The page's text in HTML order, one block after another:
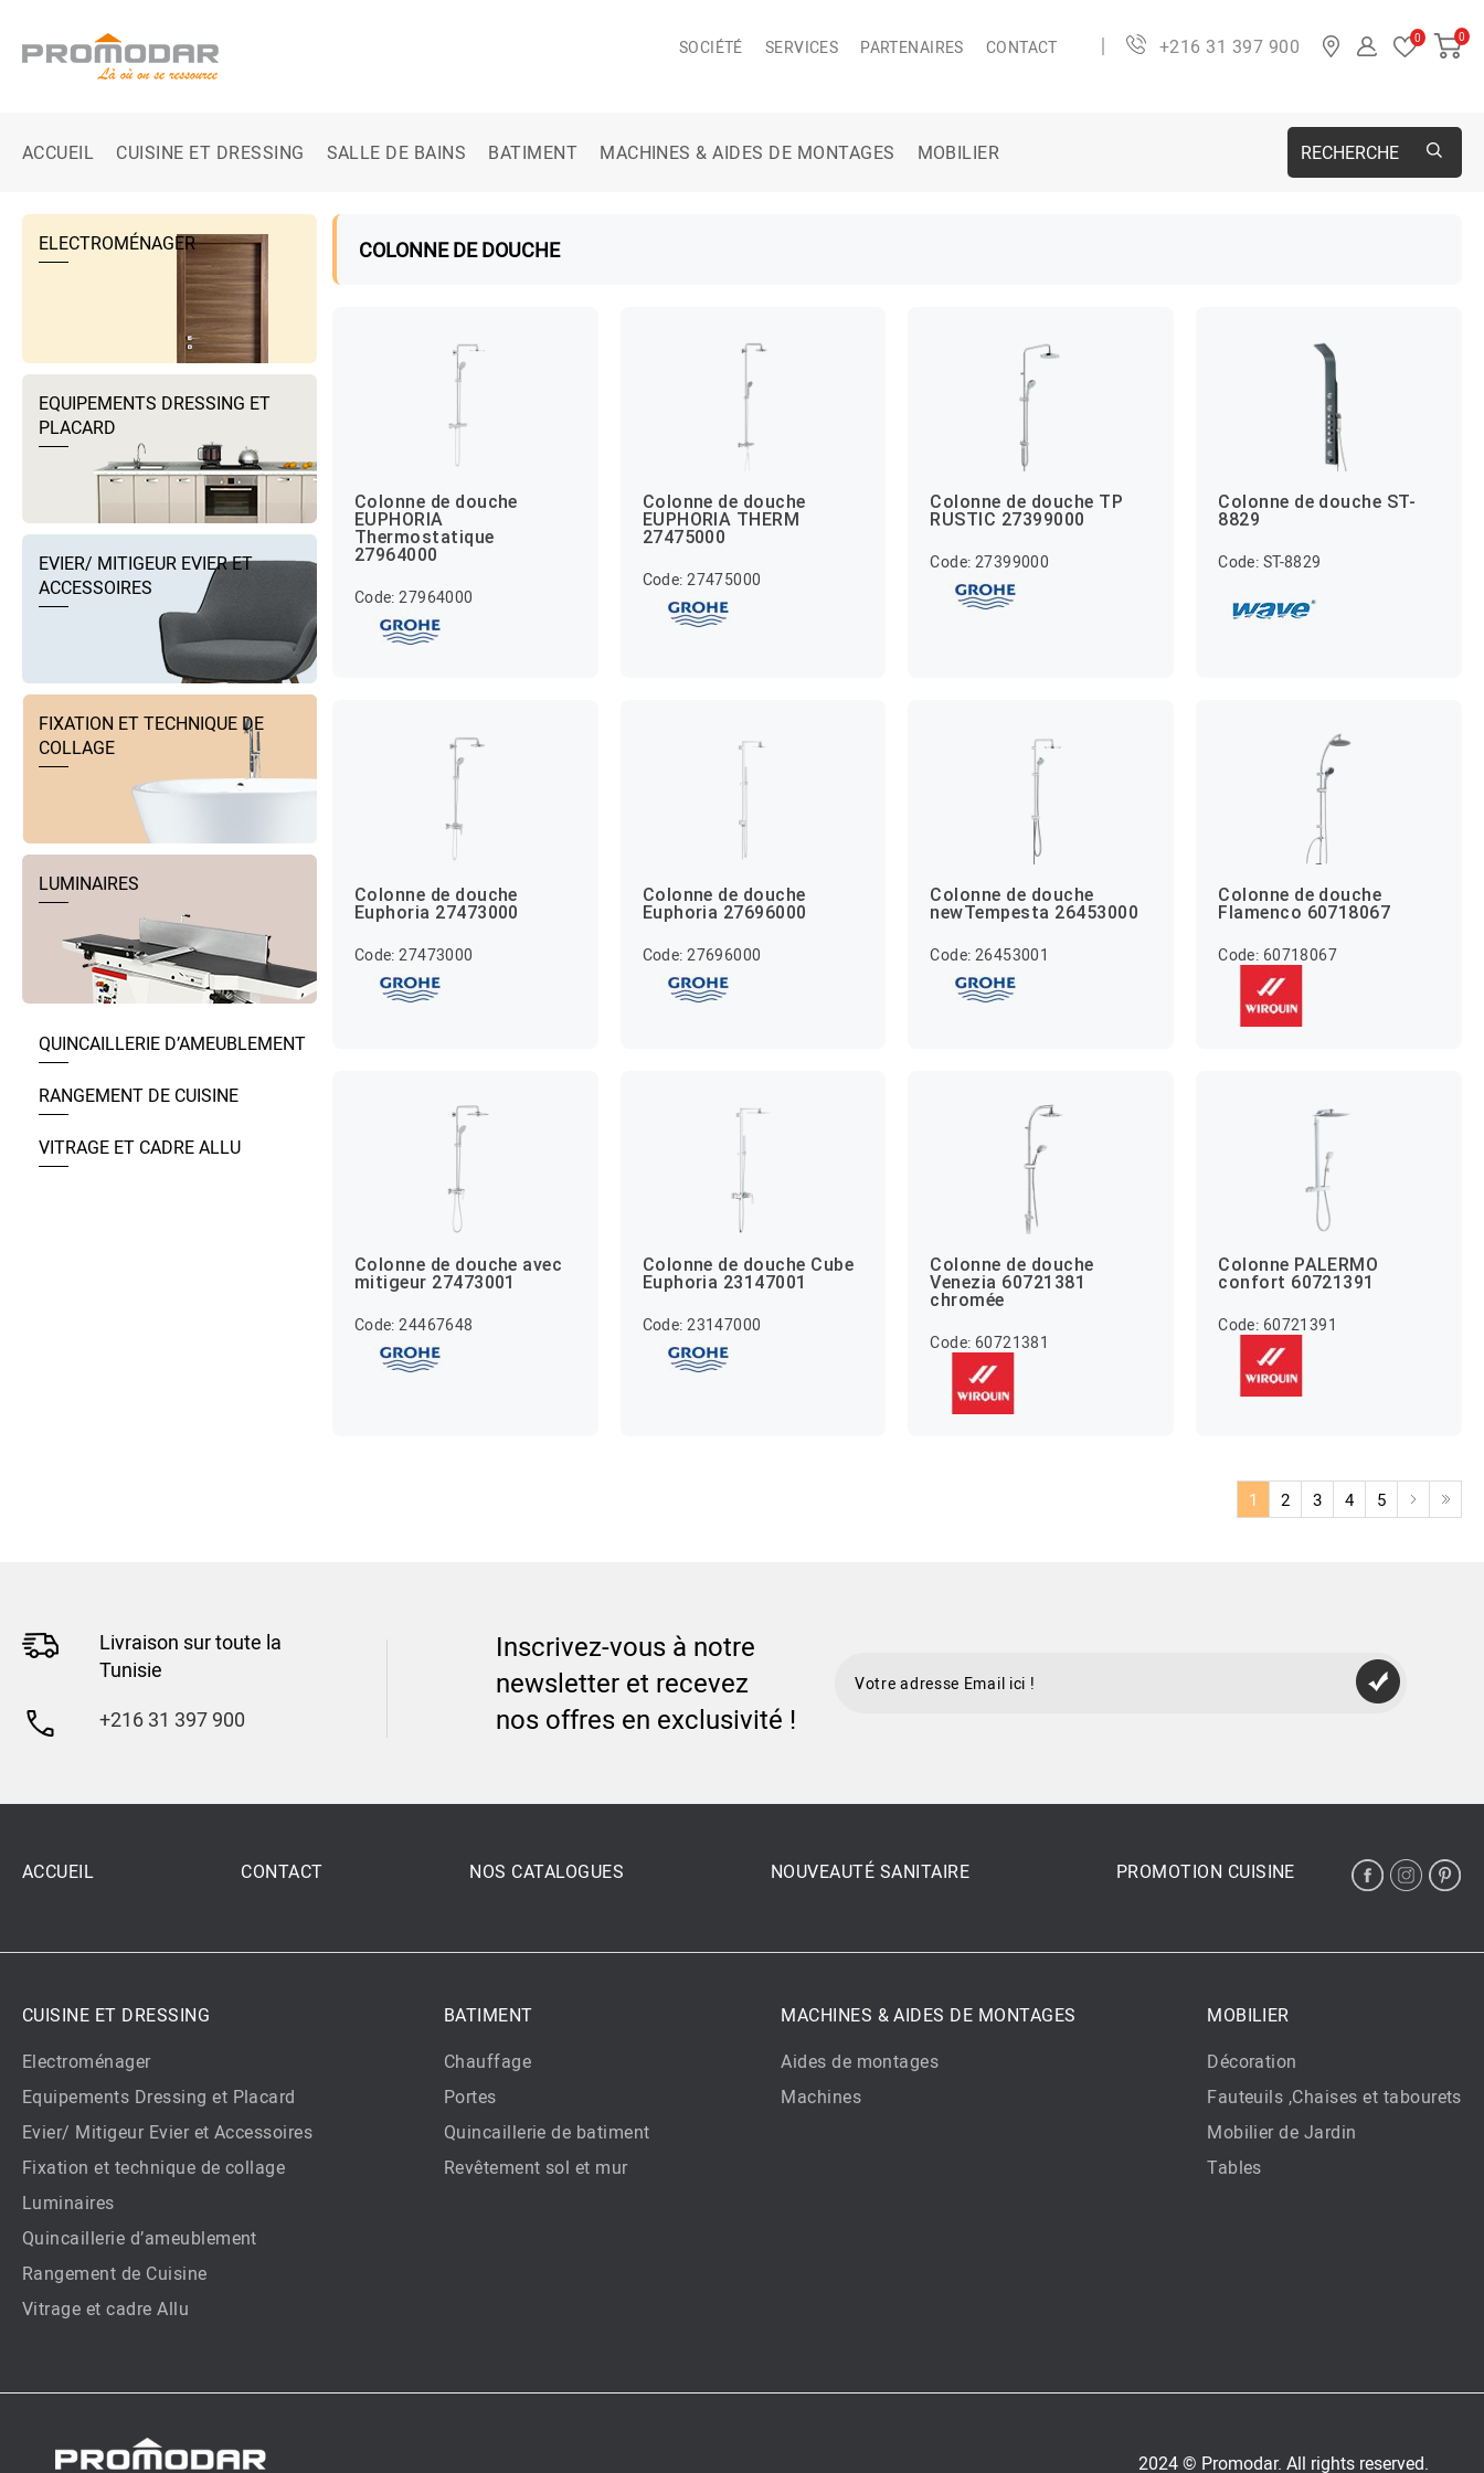
SOCIÉTÉ SERVICES PARTENAIRES CONTACT +216 31 397 900 0 0
ACCUEIL CUISINE ET DRESSING SALLE DE BAINS BATIMENT MACHINES & AIDES DE MONTAGES MOBILIER RECHERCHE
ELECTROMÉNAGER
EQUIPEMENTS DRESSING ET
PLACARD
EVIER/ MITIGEUR EVIER ET
ACCESSOIRES
FIXATION ET TECHNIQUE DE
COLLAGE
LUMINAIRES
QUINCAILLERIE D’AMEUBLEMENT
RANGEMENT DE CUISINE
VITRAGE ET CADRE ALLU
COLONNE DE DOUCHE
Colonne de douche
EUPHORIA
Thermostatique
27964000
Code: 27964000
Colonne de douche
EUPHORIA THERM
27475000
Code: 27475000
Colonne de douche TP
RUSTIC 27399000
Code: 27399000
Colonne de douche ST-
8829
Code: ST-8829
Colonne de douche
Euphoria 27473000
Code: 27473000
Colonne de douche
Euphoria 27696000
Code: 27696000
Colonne de douche
newTempesta 26453000
Code: 26453001
Colonne de douche
Flamenco 60718067
Code: 60718067
Colonne de douche avec
mitigeur 27473001
Code: 24467648
Colonne de douche Cube
Euphoria 23147001
Code: 23147000
Colonne de douche
Venezia 60721381
chromée
Code: 60721381
Colonne PALERMO
confort 60721391
Code: 60721391
1 2 3 4 5
Livraison sur toute la
Tunisie
+216 31 397 900
Inscrivez-vous à notre
newsletter et recevez
nos offres en exclusivité !
ACCUEIL CONTACT NOS CATALOGUES NOUVEAUTÉ SANITAIRE PROMOTION CUISINE
CUISINE ET DRESSING
Electroménager
Equipements Dressing et Placard
Evier/ Mitigeur Evier et Accessoires
Fixation et technique de collage
Luminaires
Quincaillerie d’ameublement
Rangement de Cuisine
Vitrage et cadre Allu
BATIMENT
Chauffage
Portes
Quincaillerie de batiment
Revêtement sol et mur
MACHINES & AIDES DE MONTAGES
Aides de montages
Machines
MOBILIER
Décoration
Fauteuils ,Chaises et tabourets
Mobilier de Jardin
Tables
2024 © Promodar. All rights reserved.